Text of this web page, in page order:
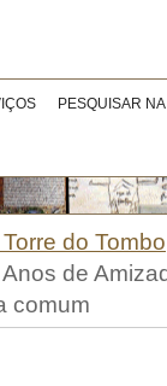
PESQUISAR
do Tombo
de
comum